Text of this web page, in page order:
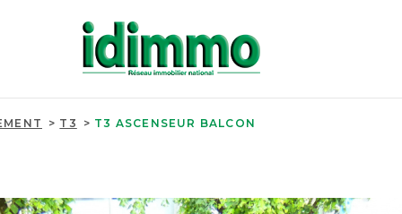
T3 T3 ASCENSEUR BALCON